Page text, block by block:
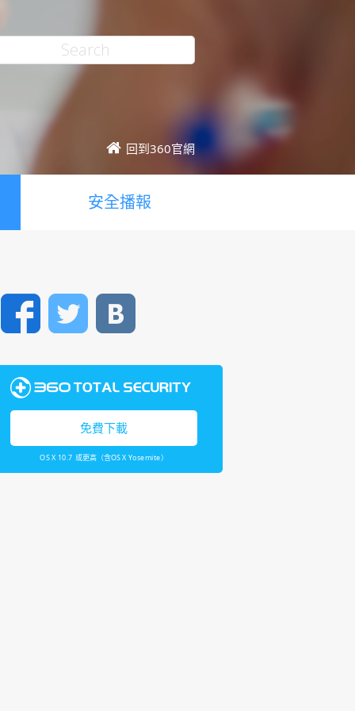
回到360官網
安全播報
FacebookTwitter
免費下載
OS X 10.7 或更高（含OS X Yosemite）